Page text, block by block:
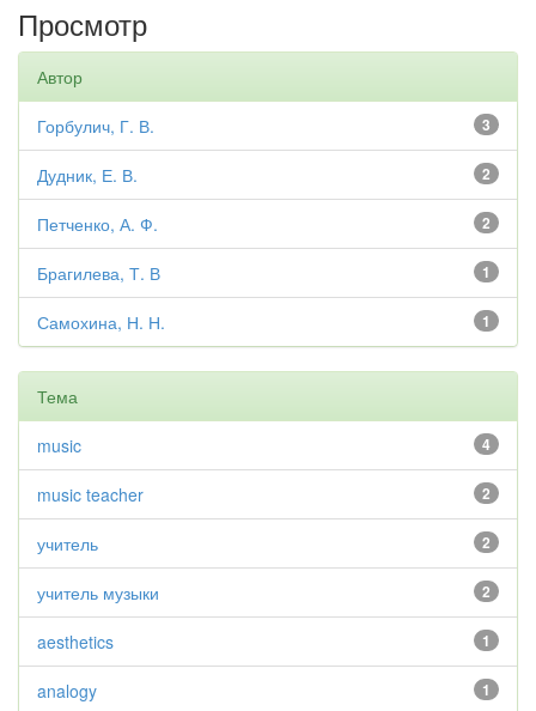
Просмотр
Автор
3
Горбулич, Г. В.
2
Дудник, Е. В.
2
Петченко, А. Ф.
1
Брагилева, Т. В
1
Самохина, Н. Н.
Тема
4
music
2
music teacher
2
учитель
2
учитель музыки
1
aesthetics
1
analogy